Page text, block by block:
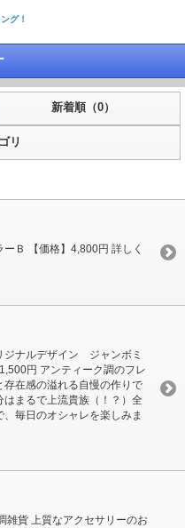
グ！
新着順（0）
リ
ーＢ 【価格】4,800円 詳しく
ジナルデザイン ジャンボミ
円 アンティーク調のフレ
存在感の溢れる自慢の作りで
まるで上流貴族（！？）全
毎日のオシャレを楽しみま
雑貨 上質なアクセサリーのお